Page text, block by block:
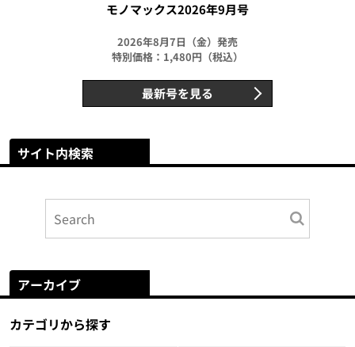
モノマックス2026年9月号
2026年8月7日（金）発売
特別価格：1,480円（税込）
最新号を見る
サイト内検索
アーカイブ
カテゴリから探す